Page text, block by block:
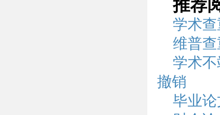
推荐
学术
维普
学术
撤销
毕业